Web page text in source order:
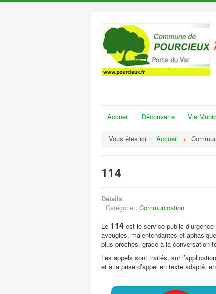
Accueil Découverte Vie
Vous êtes ici : Accueil
114
Détails
Catégorie : Communication
Le 114 est le service public
aveugles, malentendantes et
plus proches, grâce à la conversation
Les appels sont traités, sur
et à la prise d’appel en texte adapté,